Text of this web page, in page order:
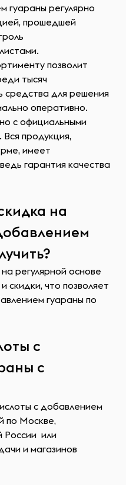
гуараны регулярно
прошедшей
позволит
тысяч
средства для решения
оперативно.
с официальными
продукция,
имеет
гарантия качества
на
регулярной основе
скидки, что позволяет
гуараны по
с
с
с добавлением
по Москве,
России или
и магазинов